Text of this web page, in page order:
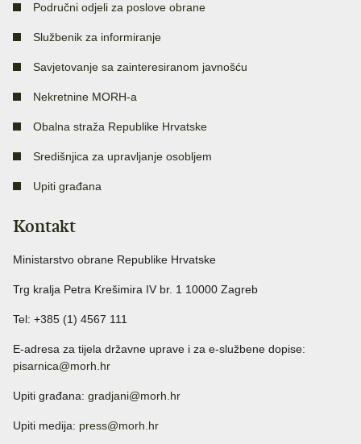
Područni odjeli za poslove obrane
Službenik za informiranje
Savjetovanje sa zainteresiranom javnošću
Nekretnine MORH-a
Obalna straža Republike Hrvatske
Središnjica za upravljanje osobljem
Upiti građana
Kontakt
Ministarstvo obrane Republike Hrvatske
Trg kralja Petra Krešimira IV br. 1 10000 Zagreb
Tel: +385 (1) 4567 111
E-adresa za tijela državne uprave i za e-službene dopise:
pisarnica@morh.hr
Upiti građana: gradjani@morh.hr
Upiti medija: press@morh.hr